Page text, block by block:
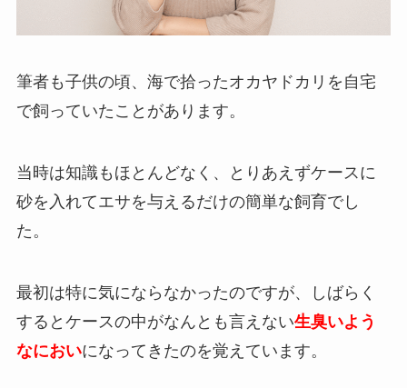
筆者も子供の頃、海で拾ったオカヤドカリを自宅
で飼っていたことがあります。
当時は知識もほとんどなく、とりあえずケースに
砂を入れてエサを与えるだけの簡単な飼育でし
た。
最初は特に気にならなかったのですが、しばらく
するとケースの中がなんとも言えない生臭いよう
なにおいになってきたのを覚えています。